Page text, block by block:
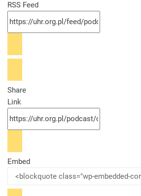
RSS Feed
Share
Link
Embed